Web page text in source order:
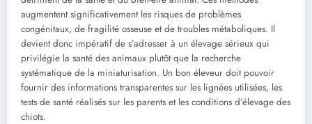
augmentent significativement les risques de problèmes
congénitaux, de fragilité osseuse et de troubles métaboliques. Il
devient donc impératif de s’adresser à un élevage sérieux qui
privilégie la santé des animaux plutôt que la recherche
systématique de la miniaturisation. Un bon éleveur doit pouvoir
fournir des informations transparentes sur les lignées utilisées, les
tests de santé réalisés sur les parents et les conditions d’élevage des
chiots.